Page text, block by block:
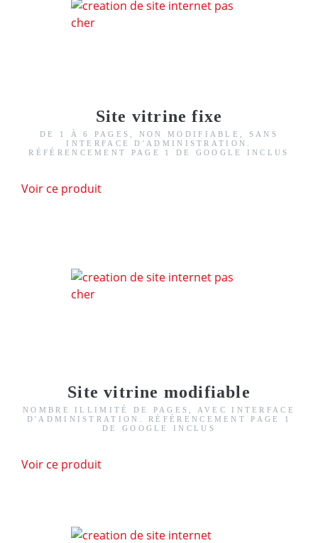
Site vitrine fixe
DE 1 À 6 PAGES, NON MODIFIABLE, SANS
INTERFACE D'ADMINISTRATION.
RÉFÉRENCEMENT PAGE 1 DE GOOGLE INCLUS
Voir ce produit
Site vitrine modifiable
NOMBRE ILLIMITÉ DE PAGES, AVEC INTERFACE
D'ADMINISTRATION. RÉFÉRENCEMENT PAGE 1
DE GOOGLE INCLUS
Voir ce produit